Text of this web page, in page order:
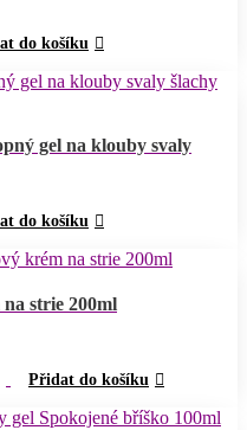
do košíku
gel na klouby svaly
do košíku
strie 200ml
Přidat do košíku